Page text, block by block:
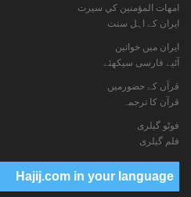
امهات المؤمنين كي سيرت
ایران کے اہل سنت
ایران میں خواتین
آئیے فارسی سیکھئے
قرآن کے حضورمیں
قرآن کا ترجمہ
فوٹو گيلری
فلم گیلری
Hajij.com in your language